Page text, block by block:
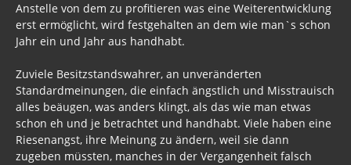
erst ermöglicht, wird festgehalten an dem wie man`s schon
Jahr ein und Jahr aus handhabt.
Standardmeinungen, die einfach ängstlich und Misstrauisch
alles beäugen, was anders klingt, als das wie man etwas
schon eh und je betrachtet und handhabt. Viele haben eine
Riesenangst, ihre Meinung zu ändern, weil sie dann
zugeben müssten, manches in der Vergangenheit falsch
gemacht und gesehen zu haben.